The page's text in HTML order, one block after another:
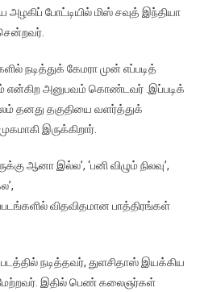
போட்டியில் மிஸ் சவுத் இந்தியா
சென்றவர்.
நடித்துக் கேமரா முன் எப்படித்
என்கிற அனுபவம் கொண்டவர் .இப்படிக்
தனது தகுதியை வளர்த்துக்
இருக்கிறார்.
ஆனா இல்ல’, ‘பனி விழும் நிலவு’,
விதவிதமான பாத்திரங்கள்
நடித்தவர், துளசிதாஸ் இயக்கிய
இதில் பெண் கலைஞர்கள்